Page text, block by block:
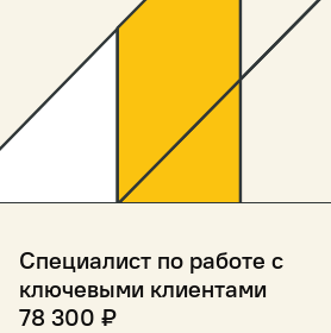
Специалист по работе с
ключевыми клиентами
78 300 ₽